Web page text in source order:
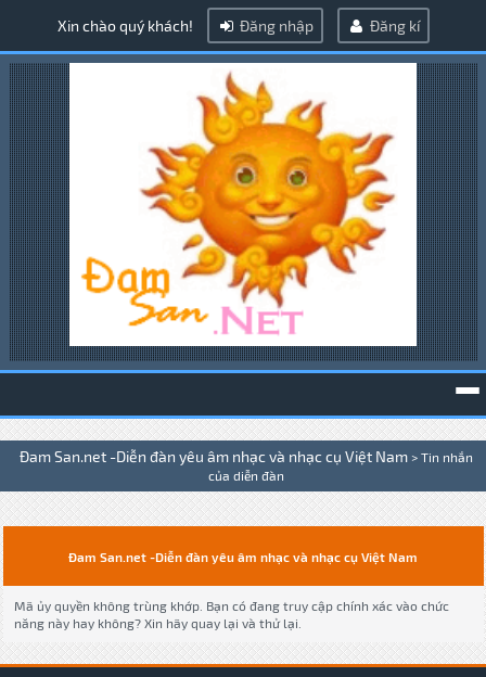
Xin chào quý khách! Đăng nhập Đăng kí
Đam San.net -Diễn đàn yêu âm nhạc và nhạc cụ Việt Nam > Tin nhắn
của diễn đàn
Đam San.net -Diễn đàn yêu âm nhạc và nhạc cụ Việt Nam
Mã ủy quyền không trùng khớp. Bạn có đang truy cập chính xác vào chức
năng này hay không? Xin hãy quay lại và thử lại.